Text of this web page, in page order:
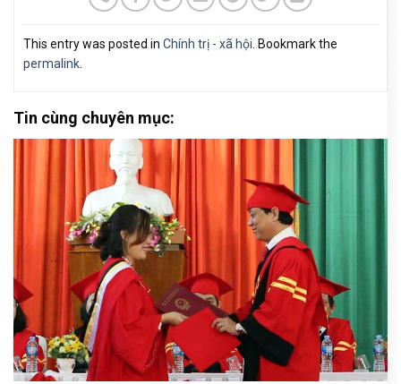
This entry was posted in Chính trị - xã hội . Bookmark the
permalink
Tin cùng chuyên mục: